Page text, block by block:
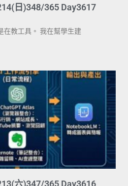
日)348/365 Day3617
在教工具。 我在幫學生建
六)347/365 Day3616